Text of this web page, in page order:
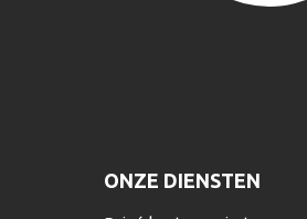
ONZE DIENSTEN